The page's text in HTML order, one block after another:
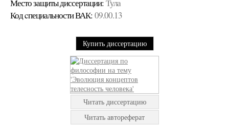
Место защиты диссертации: Тула
Код cпециальности ВАК: 09.00.13
Купить диссертацию
Читать диссертацию
Читать автореферат